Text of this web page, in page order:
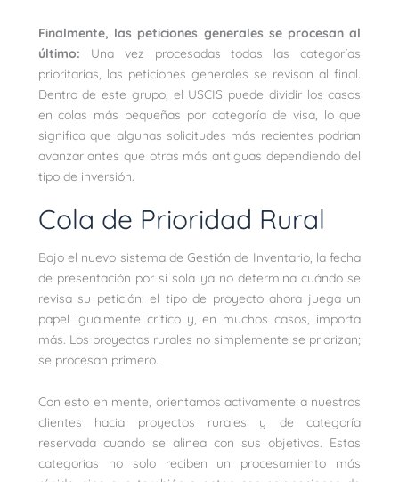
Finalmente, las peticiones generales se procesan al
último: Una vez procesadas todas las categorías
prioritarias, las peticiones generales se revisan al final.
Dentro de este grupo, el USCIS puede dividir los casos
en colas más pequeñas por categoría de visa, lo que
significa que algunas solicitudes más recientes podrían
avanzar antes que otras más antiguas dependiendo del
tipo de inversión.
Cola de Prioridad Rural
Bajo el nuevo sistema de Gestión de Inventario, la fecha
de presentación por sí sola ya no determina cuándo se
revisa su petición: el tipo de proyecto ahora juega un
papel igualmente crítico y, en muchos casos, importa
más. Los proyectos rurales no simplemente se priorizan;
se procesan primero.
Con esto en mente, orientamos activamente a nuestros
clientes hacia proyectos rurales y de categoría
reservada cuando se alinea con sus objetivos. Estas
categorías no solo reciben un procesamiento más